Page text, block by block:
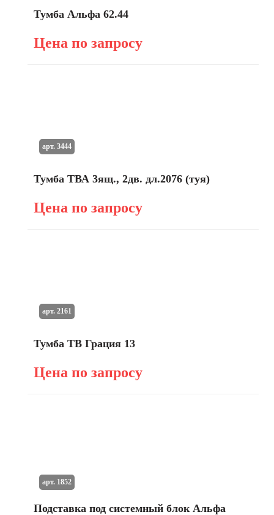
Тумба Альфа 62.44
Цена по запросу
Тумба ТВА 3ящ., 2дв. дл.2076 (туя)
Цена по запросу
арт. 3444
Тумба ТВ Грация 13
Цена по запросу
арт. 2161
Подставка под системный блок Альфа
арт. 1852